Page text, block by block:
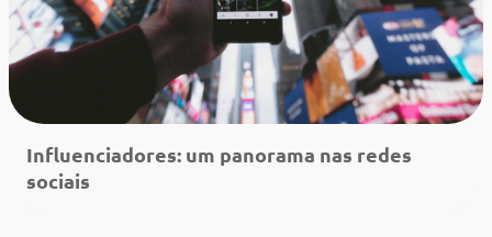
Influenciadores: um panorama nas redes
sociais